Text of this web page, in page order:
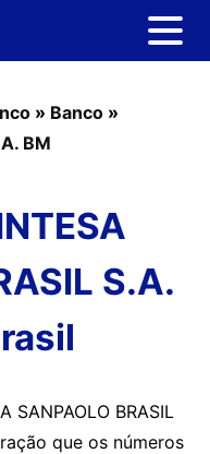
» Banco »
BM
S.A.
SANPAOLO BRASIL
que os números